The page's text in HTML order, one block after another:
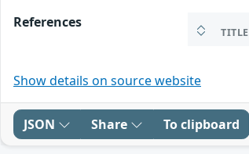
References
TITLE
Show details on source website
JSON Share To clipboard